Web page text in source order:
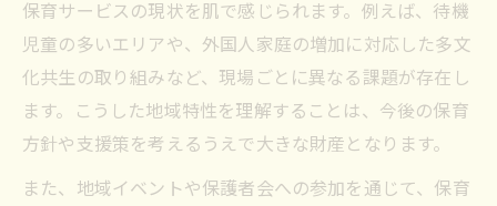
保育サービスの現状を肌で感じられます。例えば、待機
児童の多いエリアや、外国人家庭の増加に対応した多文
化共生の取り組みなど、現場ごとに異なる課題が存在し
ます。こうした地域特性を理解することは、今後の保育
方針や支援策を考えるうえで大きな財産となります。
また、地域イベントや保護者会への参加を通じて、保育